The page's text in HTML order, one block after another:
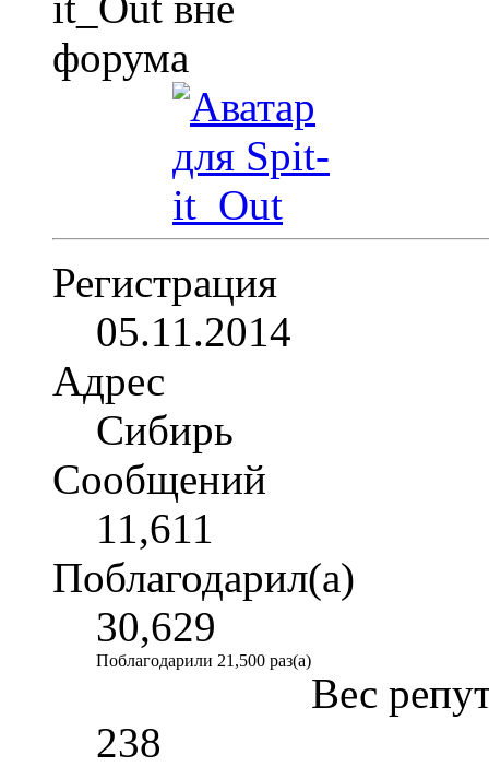
Регистрация
05.11.2014
Адрес
Сибирь
Сообщений
11,611
Поблагодарил(а)
30,629
Поблагодарили 21,500 раз(а)
Вес
238